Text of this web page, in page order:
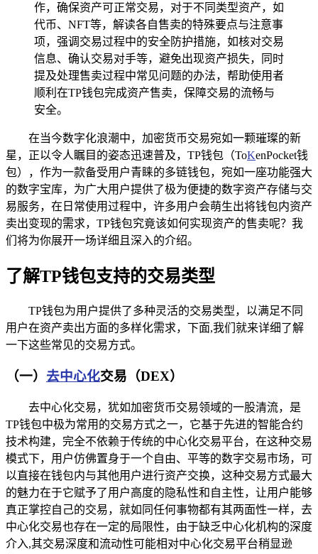
作，确保资产可正常交易，对于不同类型资产，如
代币、NFT等，解读各自售卖的特殊要点与注意事
项，强调交易过程中的安全防护措施，如核对交易
信息、确认交易对手等，避免出现资产损失，同时
提及处理售卖过程中常见问题的办法，帮助使用者
顺利在TP钱包完成资产售卖，保障交易的流畅与
安全。
在当今数字化浪潮中，加密货币交易宛如一颗璀璨的新
星，正以令人瞩目的姿态迅速普及，TP钱包（ToKenPocket钱
包），作为一款备受用户青睐的多链钱包，宛如一座功能强大
的数字宝库，为广大用户提供了极为便捷的数字资产存储与交
易服务，在日常使用过程中，许多用户会萌生出将钱包内资产
卖出变现的需求，TP钱包究竟该如何实现资产的售卖呢？我
们将为你展开一场详细且深入的介绍。
了解TP钱包支持的交易类型
TP钱包为用户提供了多种灵活的交易类型，以满足不同
用户在资产卖出方面的多样化需求，下面,我们就来详细了解
一下这些常见的交易方式。
（一） 去中心化交易（DEX）
去中心化交易，犹如加密货币交易领域的一股清流，是
TP钱包中极为常用的交易方式之一，它基于先进的智能合约
技术构建，完全不依赖于传统的中心化交易平台，在这种交易
模式下，用户仿佛置身于一个自由、平等的数字交易市场，可
以直接在钱包内与其他用户进行资产交换，这种交易方式最大
的魅力在于它赋予了用户高度的隐私性和自主性，让用户能够
真正掌控自己的交易，就如同任何事物都有其两面性一样，去
中心化交易也存在一定的局限性，由于缺乏中心化机构的深度
介入,其交易深度和流动性可能相对中心化交易平台稍显逊